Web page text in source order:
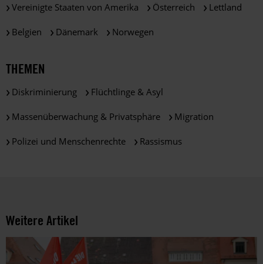
des
verarbeitet.
und
Möglichkeiten
Unterstützung
Vereinigte Staaten von Amerika Österreich Lettland
Belgien Dänemark Norwegen
THEMEN
Diskriminierung Flüchtlinge & Asyl
Massenüberwachung & Privatsphäre Migration
Polizei und Menschenrechte Rassismus
Weitere Artikel